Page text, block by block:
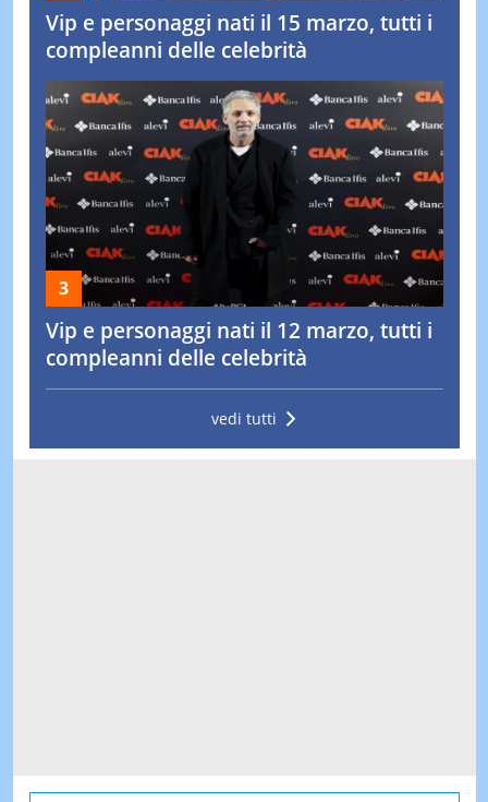
Vip e personaggi nati il 15 marzo, tutti i
compleanni delle celebrità
Vip e personaggi nati il 12 marzo, tutti i
compleanni delle celebrità
vedi tutti